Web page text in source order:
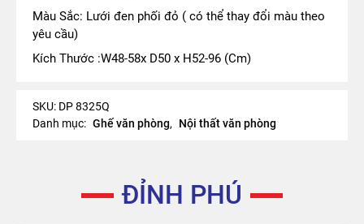
Màu Sắc: Lưới đen phối đỏ ( có thể thay đổi màu theo
yêu cầu)
Kích Thước :W48-58x D50 x H52-96 (Cm)
SKU: DP 8325Q
Danh mục: Ghế văn phòng, Nội thất văn phòng
ĐỈNH PHÚ